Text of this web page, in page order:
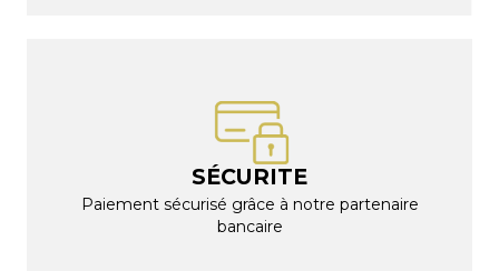
SÉCURITE
Paiement sécurisé grâce à notre partenaire
bancaire